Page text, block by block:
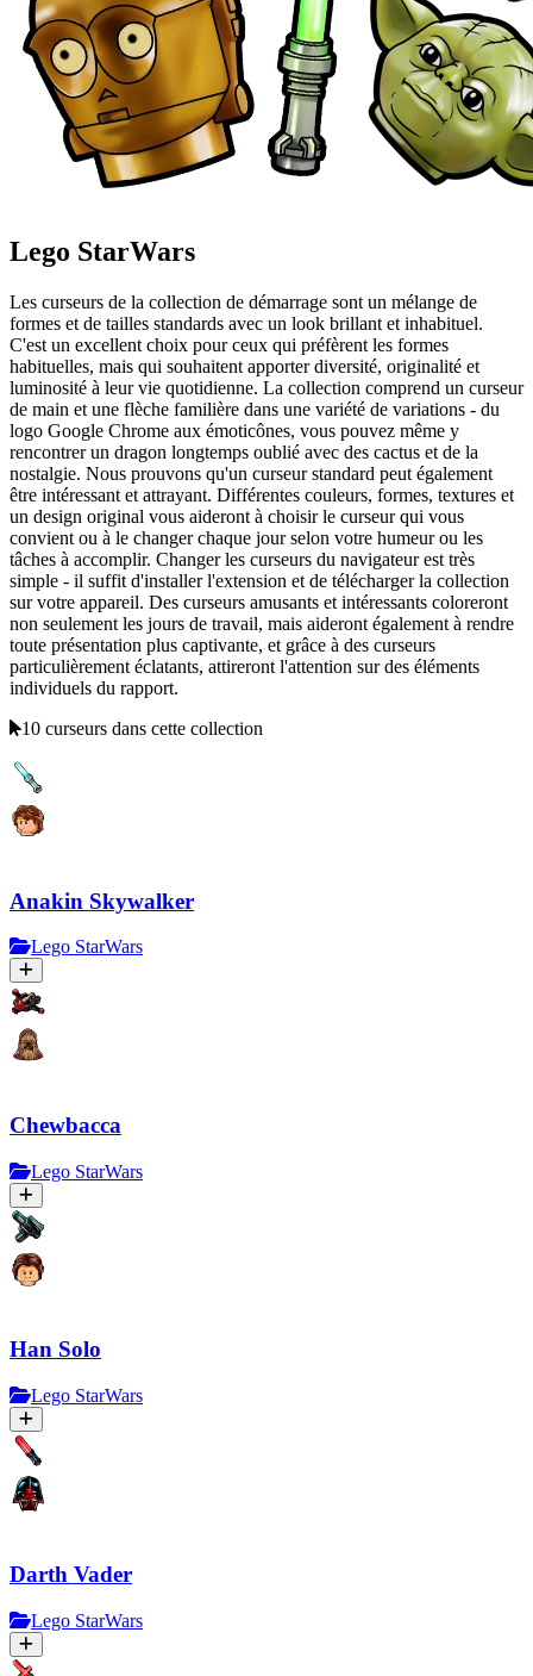
Lego StarWars
Les curseurs de la collection de démarrage sont un mélange de
formes et de tailles standards avec un look brillant et inhabituel.
C'est un excellent choix pour ceux qui préfèrent les formes
habituelles, mais qui souhaitent apporter diversité, originalité et
luminosité à leur vie quotidienne. La collection comprend un curseur
de main et une flèche familière dans une variété de variations - du
logo Google Chrome aux émoticônes, vous pouvez même y
rencontrer un dragon longtemps oublié avec des cactus et de la
nostalgie. Nous prouvons qu'un curseur standard peut également
être intéressant et attrayant. Différentes couleurs, formes, textures et
un design original vous aideront à choisir le curseur qui vous
convient ou à le changer chaque jour selon votre humeur ou les
tâches à accomplir. Changer les curseurs du navigateur est très
simple - il suffit d'installer l'extension et de télécharger la collection
sur votre appareil. Des curseurs amusants et intéressants coloreront
non seulement les jours de travail, mais aideront également à rendre
toute présentation plus captivante, et grâce à des curseurs
particulièrement éclatants, attireront l'attention sur des éléments
individuels du rapport.
10 curseurs dans cette collection
Anakin Skywalker
Lego StarWars
Chewbacca
Lego StarWars
Han Solo
Lego StarWars
Darth Vader
Lego StarWars